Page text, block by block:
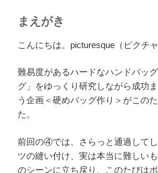
まえがき
こんにちは。picturesque（ピクチ
難易度があるハードなハンドバッ
グ」をゆっくり研究しながら成功
う企画＜硬めバッグ作り＞がこの
た。
前回の④では、さらっと通過して
ツの縫い付け、実は本当に難しい
のシーンに立ち戻り、このたびは